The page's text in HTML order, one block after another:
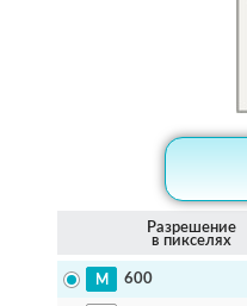
Разрешение
в пикселях
600